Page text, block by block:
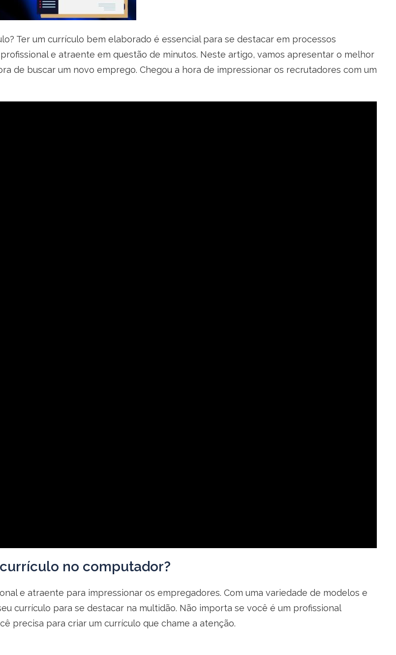
Ter um currículo bem elaborado é essencial para se destacar em processos
e atraente em questão de minutos. Neste artigo, vamos apresentar o melhor
de buscar um novo emprego. Chegou a hora de impressionar os recrutadores com um
no computador?
e atraente para impressionar os empregadores. Com uma variedade de modelos e
currículo para se destacar na multidão. Não importa se você é um profissional
precisa para criar um currículo que chame a atenção.